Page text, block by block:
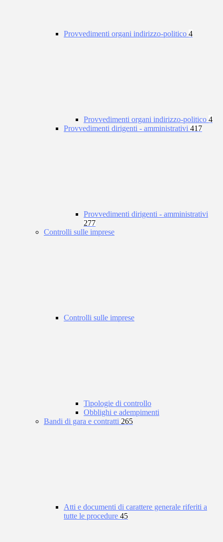
Provvedimenti organi indirizzo-politico 4
Provvedimenti organi indirizzo-politico 4
Provvedimenti dirigenti - amministrativi 417
Provvedimenti dirigenti - amministrativi
277
Controlli sulle imprese
Controlli sulle imprese
Tipologie di controllo
Obblighi e adempimenti
Bandi di gara e contratti 265
Atti e documenti di carattere generale riferiti a
tutte le procedure 45